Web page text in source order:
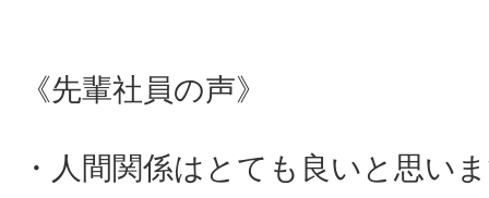
《先輩社員の声》
・人間関係はとても良いと思い